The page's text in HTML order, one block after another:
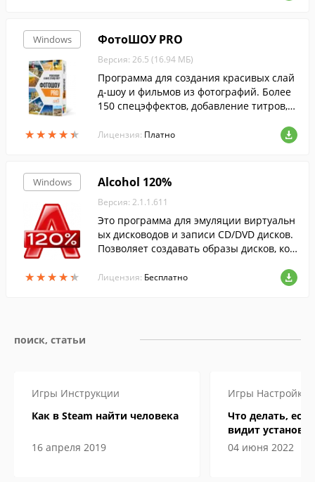
Windows
★★★★★
★★★★★
ФотоШОУ PRO
Версия: 26.5 (16.94 МБ)
Программа для создания красивых слай
д-шоу и фильмов из фотографий. Более
150 спецэффектов, добавление титров, з
дание 3D слайд-шоу и многое другое.
Лицензия: Платно
Windows
★★★★★
★★★★★
Alcohol 120%
Версия: 2.1.1.611
Это программа для эмуляции виртуальн
ых дисководов и записи CD/DVD дисков.
Позволяет создавать образы дисков, коп
чистить CD-RW, DVD-RW и BD-RE диски.
Лицензия: Бесплатно
поиск, статьи
Игры Инструкции
Как в Steam найти человека
16 апреля 2019
Игры Настройка
Что делать,
видит
04 июня 2022